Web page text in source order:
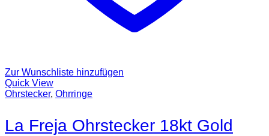
Zur Wunschliste hinzufügen
Quick View
Ohrstecker, Ohrringe
La Freja Ohrstecker 18kt Gold